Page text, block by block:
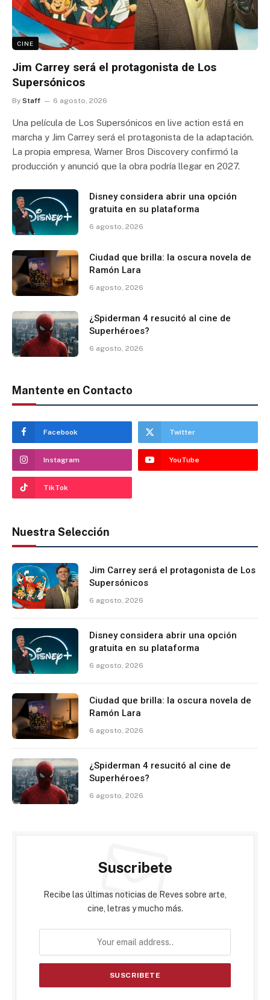
CINE
Jim Carrey será el protagonista de Los
Supersónicos
By Staff 6 agosto, 2026
Una película de Los Supersónicos en live action está en
marcha y Jim Carrey será el protagonista de la adaptación.
La propia empresa, Warner Bros Discovery confirmó la
producción y anunció que la obra podría llegar en 2027.
Disney considera abrir una opción
gratuita en su plataforma
6 agosto, 2026
Ciudad que brilla: la oscura novela de
Ramón Lara
6 agosto, 2026
¿Spiderman 4 resucitó al cine de
Superhéroes?
6 agosto, 2026
Mantente en Contacto
Facebook Twitter
Instagram YouTube
TikTok
Nuestra Selección
Jim Carrey será el protagonista de Los
Supersónicos
6 agosto, 2026
Disney considera abrir una opción
gratuita en su plataforma
6 agosto, 2026
Ciudad que brilla: la oscura novela de
Ramón Lara
6 agosto, 2026
¿Spiderman 4 resucitó al cine de
Superhéroes?
6 agosto, 2026
Suscribete
Recibe las últimas noticias de Reves sobre arte,
cine, letras y mucho más.